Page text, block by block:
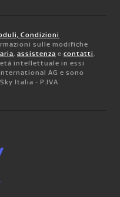
Condizioni
sulle modifiche
, assistenza e contatti.
intellettuale in essi
AG e sono
Italia - P.IVA